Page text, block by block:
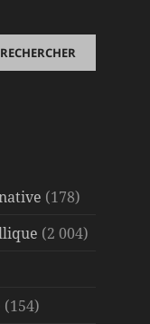
RECHERCHER
(178)
(2 004)
(154)